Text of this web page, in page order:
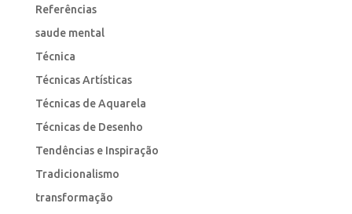
Referências
saude mental
Técnica
Técnicas Artísticas
Técnicas de Aquarela
Técnicas de Desenho
Tendências e Inspiração
Tradicionalismo
transformação